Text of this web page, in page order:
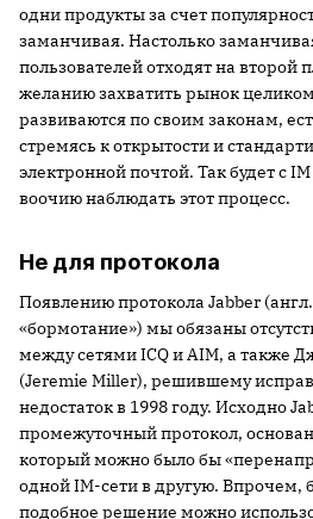
одни продукты за счет
заманчивая. Настолько
пользователей отходят на второй
желанию захватить рынок
развиваются по своим законам,
стремясь к открытости и
электронной почтой. Так будет с
воочию наблюдать этот процесс.
Не для протокола
Появлению протокола Jabber
«бормотание») мы обязаны
между сетями ICQ и AIM, а также
(Jeremie Miller), решившему
недостаток в 1998 году. Исходно
промежуточный протокол,
который можно было бы
одной IM-сети в другую. Впрочем,
подобное решение можно